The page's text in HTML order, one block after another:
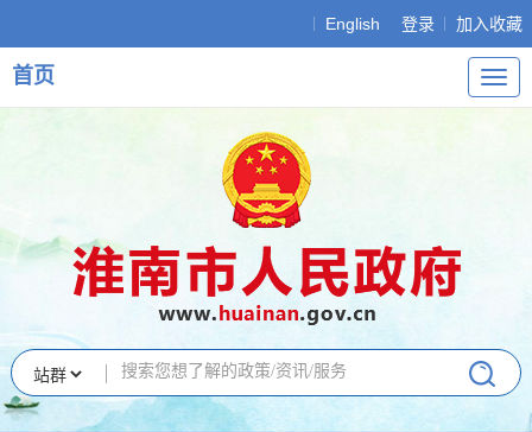
English 登录 加入收藏
导
航
首页